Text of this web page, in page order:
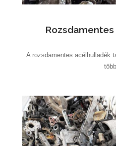
A rozsdamentes acélhulladék